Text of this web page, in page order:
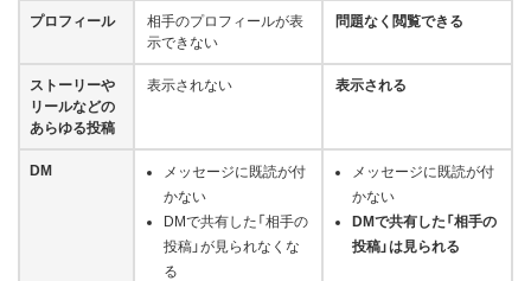
プロフィール
相手のプロフィールが表
示できない
問題なく閲覧できる
ストーリーや
リールなどの
あらゆる投稿
表示されない 表示される
DM
メッセージに既読が付
かない
DMで共有した「相手の
投稿」が見られなくな
る
メッセージに既読が付
かない
DMで共有した「相手の
投稿」は見られる